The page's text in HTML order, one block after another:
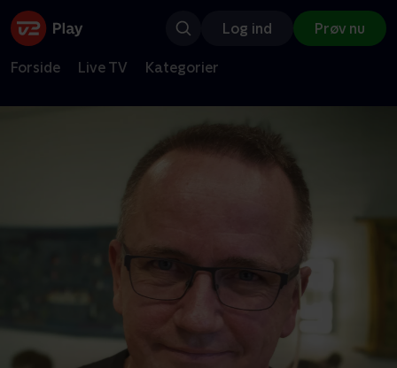
Log ind Prøv nu
Forside Live TV Kategorier